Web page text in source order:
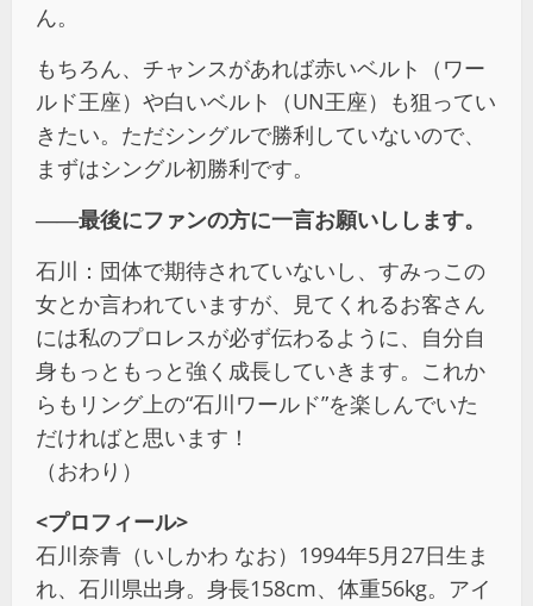
ん。
もちろん、チャンスがあれば赤いベルト（ワー
ルド王座）や白いベルト（UN王座）も狙ってい
きたい。ただシングルで勝利していないので、
まずはシングル初勝利です。
――最後にファンの方に一言お願いしします。
石川：団体で期待されていないし、すみっこの
女とか言われていますが、見てくれるお客さん
には私のプロレスが必ず伝わるように、自分自
身もっともっと強く成長していきます。これか
らもリング上の“石川ワールド”を楽しんでいた
だければと思います！
（おわり）
<プロフィール>
石川奈青（いしかわ なお）1994年5月27日生ま
れ、石川県出身。身長158cm、体重56kg。アイ